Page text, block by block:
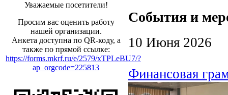
Уважаемые посетители!
Просим вас оценить работу
нашей организации.
Анкета доступна по QR-коду, а
также по прямой ссылке:
https://forms.mkrf.ru/e/2579/xTPLeBU7/?
ap_orgcode=225813
События и
10 Июня 2026
Финансовая